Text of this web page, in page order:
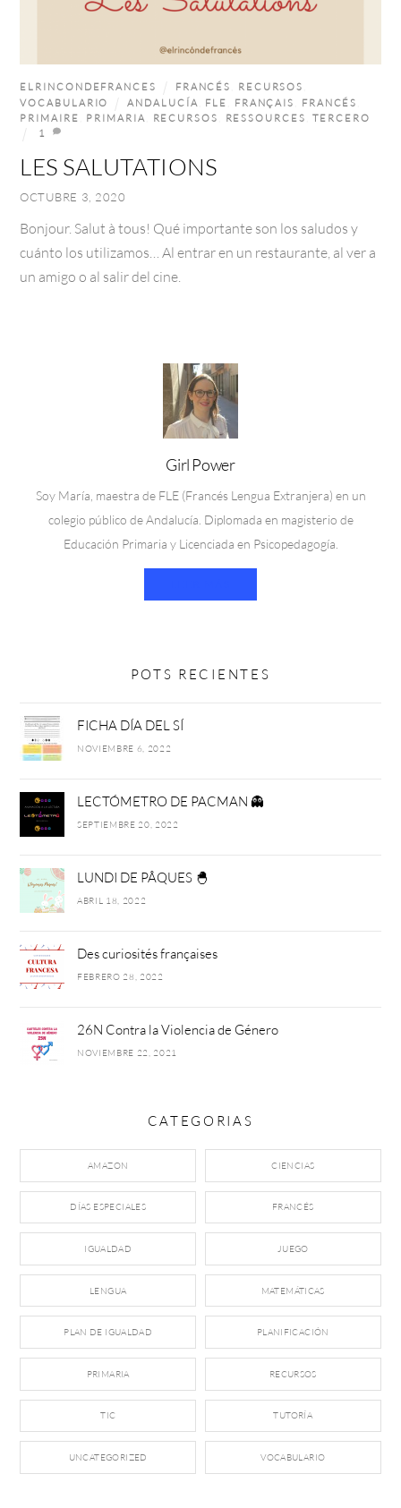
OCTUBRE 3, 2020
LES SALUTATIONS
ELRINCONDEFRANCES FRANCÉS RECURSOS
VOCABULARIO
ANDALUCÍA FLE FRANÇAIS FRANCÉS
PRIMAIRE
PRIMARIA RECURSOS RESSOURCES ,TERCERO
1
Bonjour. Salut à tous! Qué importante son los saludos y
cuánto los utilizamos… Al entrar en un restaurante, al ver a
un amigo o al salir del cine.
Girl Power
Soy María, maestra de FLE (Francés Lengua Extranjera) en un
colegio público de Andalucía. Diplomada en magisterio de
Educación Primaria y Licenciada en Psicopedagogía.
POTS RECIENTES
FICHA DÍA DEL SÍ
NOVIEMBRE 6, 2022
LECTÓMETRO DE PACMAN 👻
SEPTIEMBRE 20, 2022
LUNDI DE PÂQUES 🐣
ABRIL 18, 2022
Des curiosités françaises
FEBRERO 28, 2022
26N Contra la Violencia de Género
NOVIEMBRE 22, 2021
CATEGORIAS
AMAZON CIENCIAS
DÍAS ESPECIALES FRANCÉS
IGUALDAD JUEGO
LENGUA MATEMÁTICAS
PLAN DE IGUALDAD PLANIFICACIÓN
PRIMARIA RECURSOS
TIC TUTORÍA
UNCATEGORIZED VOCABULARIO